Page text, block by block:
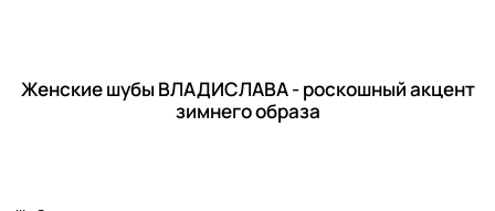
Женские шубы ВЛАДИСЛАВА - роскошный акцент
зимнего образа